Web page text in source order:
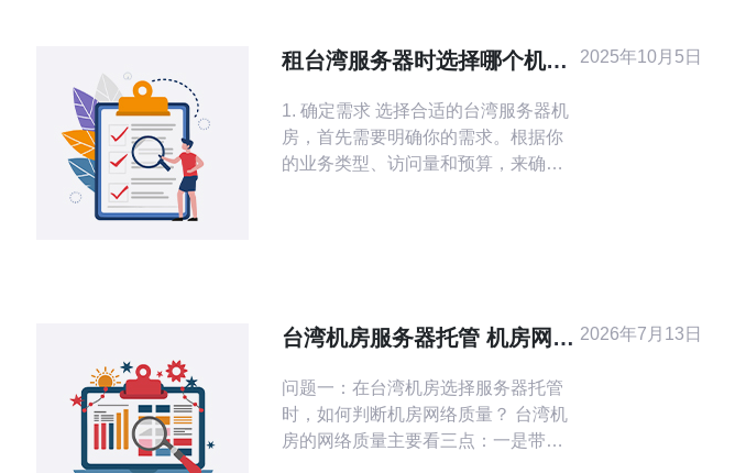
租台湾服务器时选择哪个机房
1. 确定需求 选择合适的台湾服务器机
房，首先需要明确你的需求。根据你
的业务类型、访问量和预算，来确定
2025年10月5日
台湾机房服务器托管 机房网
问题一：在台湾机房选择服务器托管
时，如何判断机房网络质量？ 台湾机
房的网络质量主要看三点：一是带宽
2026年7月13日